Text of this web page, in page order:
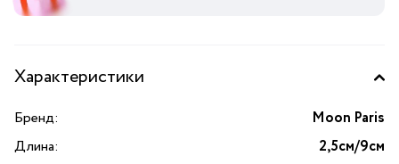
Характеристики
Бренд:
Moon Paris
Длина:
2,5см/9см